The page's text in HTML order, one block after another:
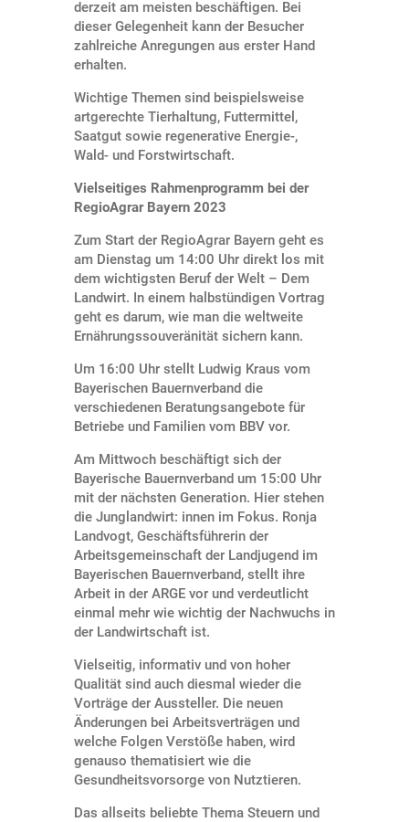
derzeit am meisten beschäftigen. Bei
dieser Gelegenheit kann der Besucher
zahlreiche Anregungen aus erster Hand
erhalten.
Wichtige Themen sind beispielsweise
artgerechte Tierhaltung, Futtermittel,
Saatgut sowie regenerative Energie-,
Wald- und Forstwirtschaft.
Vielseitiges Rahmenprogramm bei der
RegioAgrar Bayern 2023
Zum Start der RegioAgrar Bayern geht es
am Dienstag um 14:00 Uhr direkt los mit
dem wichtigsten Beruf der Welt – Dem
Landwirt. In einem halbstündigen Vortrag
geht es darum, wie man die weltweite
Ernährungssouveränität sichern kann.
Um 16:00 Uhr stellt Ludwig Kraus vom
Bayerischen Bauernverband die
verschiedenen Beratungsangebote für
Betriebe und Familien vom BBV vor.
Am Mittwoch beschäftigt sich der
Bayerische Bauernverband um 15:00 Uhr
mit der nächsten Generation. Hier stehen
die Junglandwirt: innen im Fokus. Ronja
Landvogt, Geschäftsführerin der
Arbeitsgemeinschaft der Landjugend im
Bayerischen Bauernverband, stellt ihre
Arbeit in der ARGE vor und verdeutlicht
einmal mehr wie wichtig der Nachwuchs in
der Landwirtschaft ist.
Vielseitig, informativ und von hoher
Qualität sind auch diesmal wieder die
Vorträge der Aussteller. Die neuen
Änderungen bei Arbeitsverträgen und
welche Folgen Verstöße haben, wird
genauso thematisiert wie die
Gesundheitsvorsorge von Nutztieren.
Das allseits beliebte Thema Steuern und